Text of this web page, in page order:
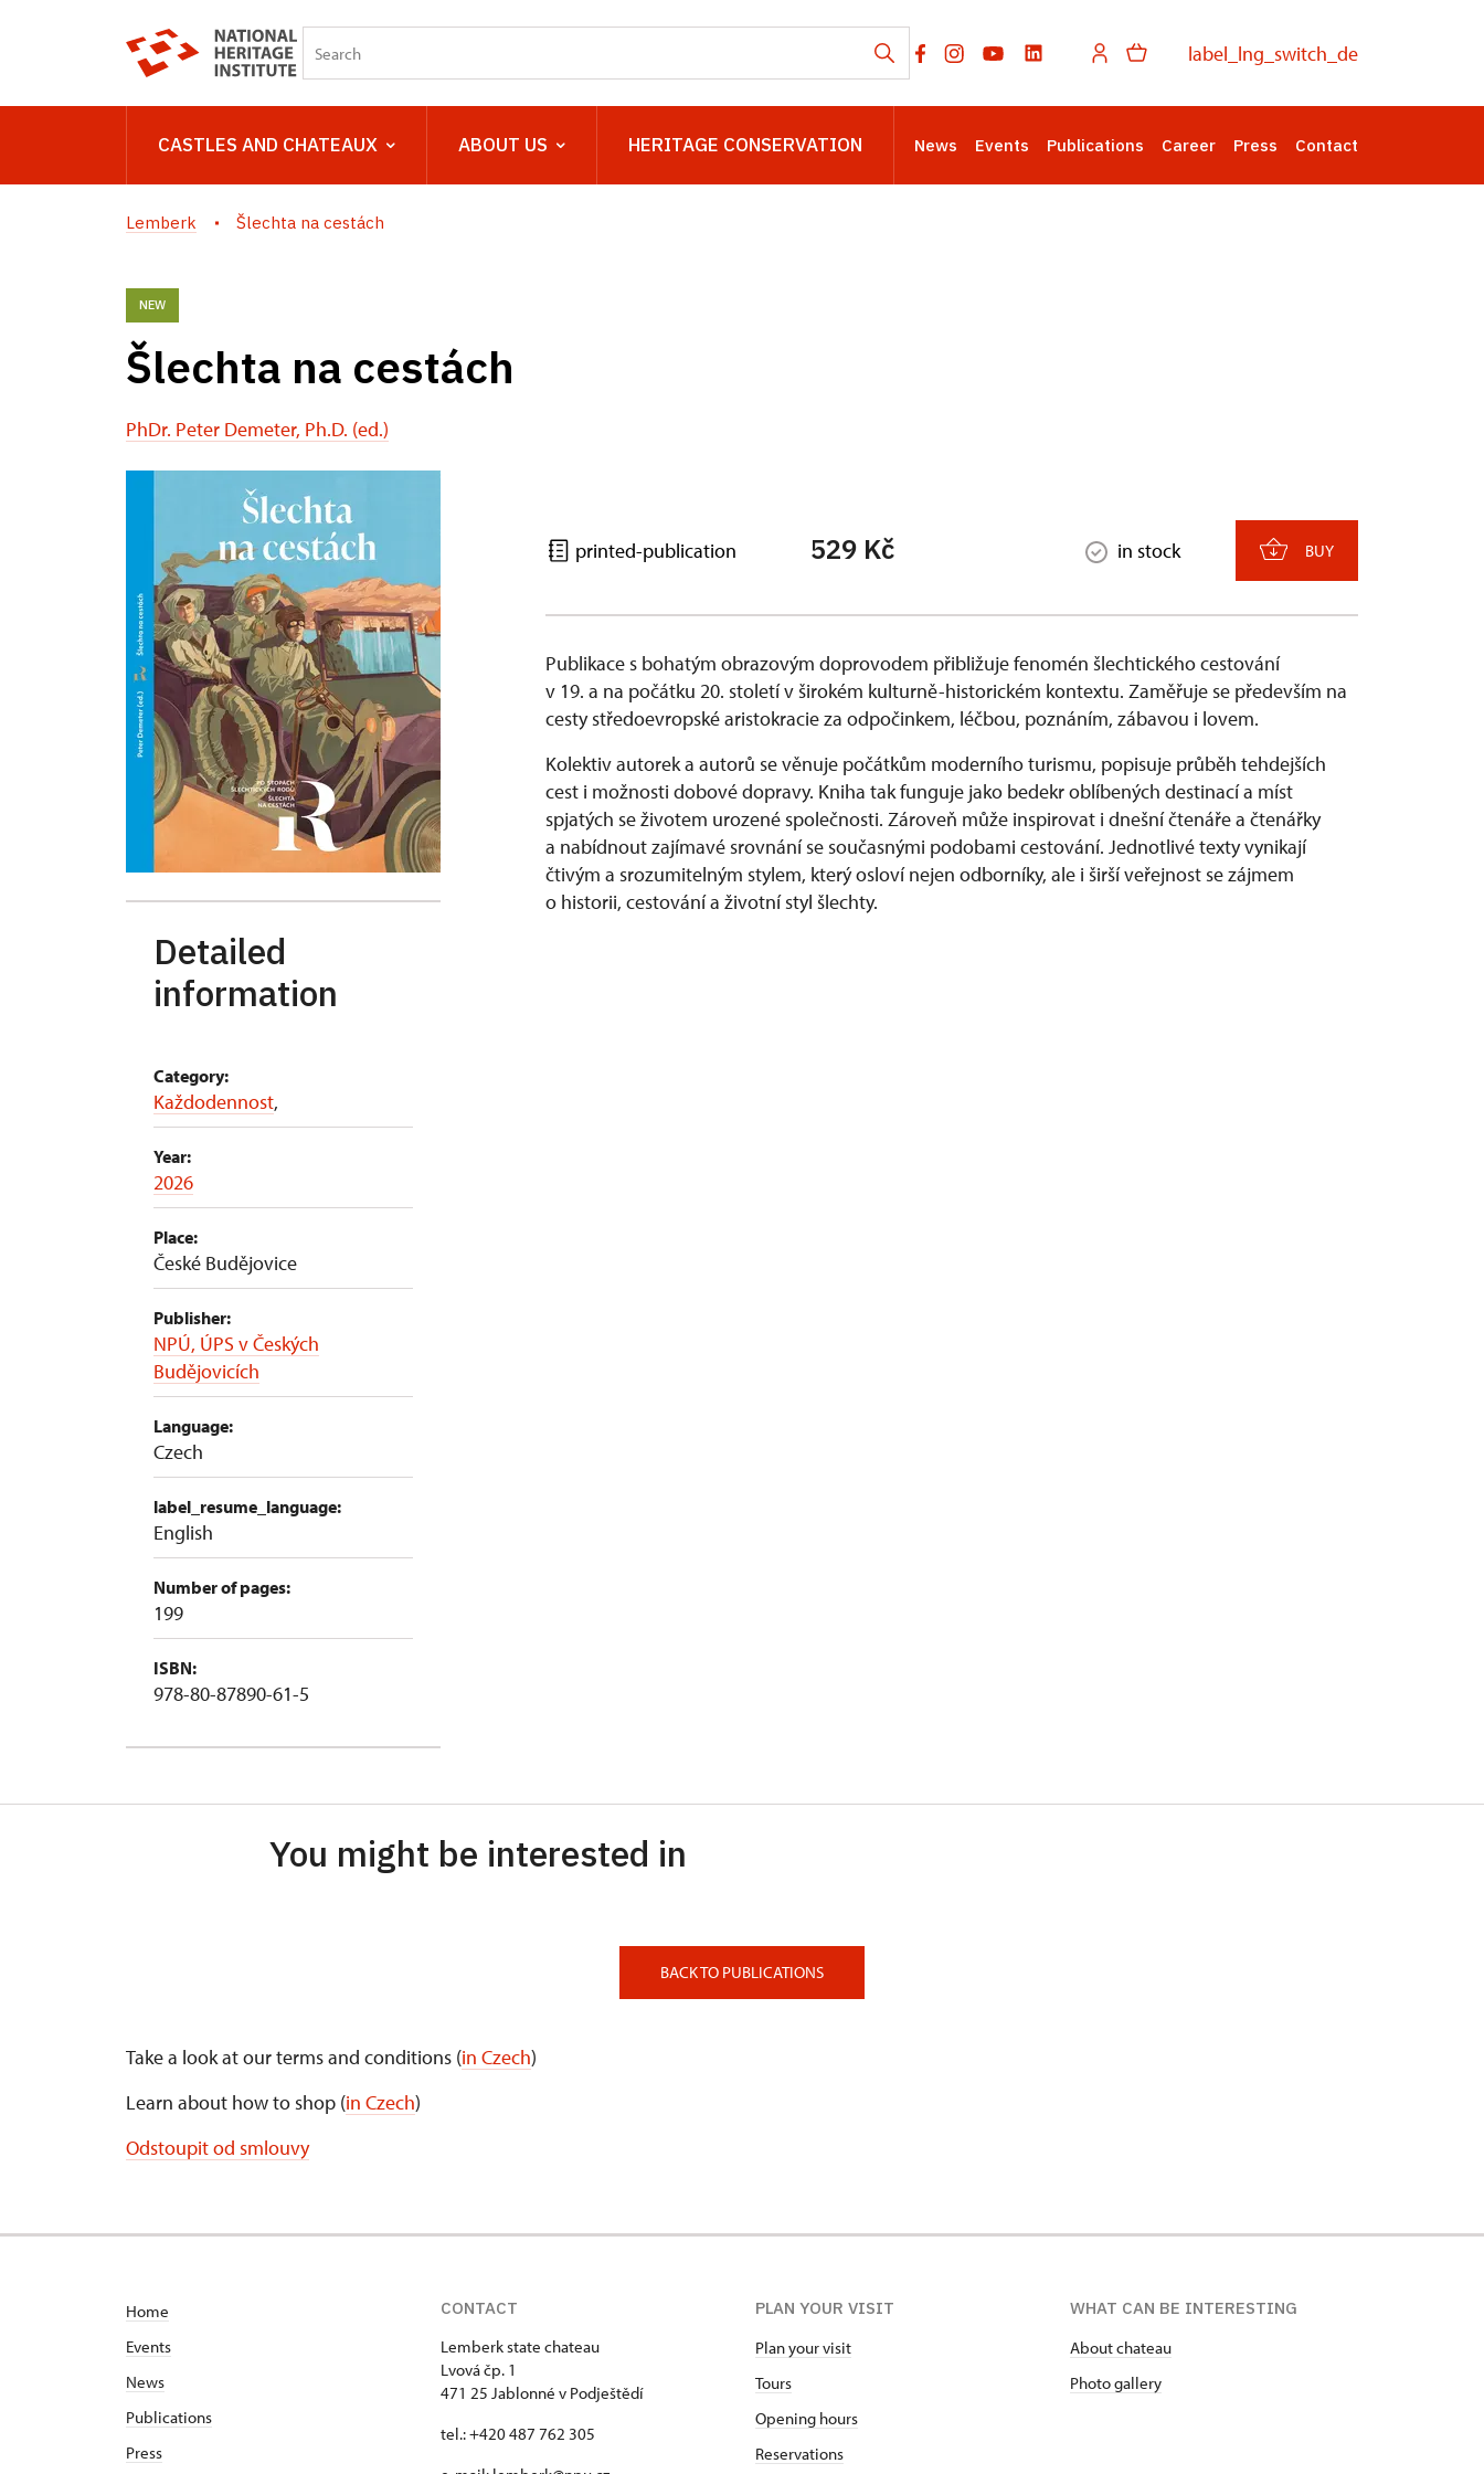
label_lng_switch_de
CASTLES AND CHATEAUX ABOUT US HERITAGE CONSERVATION News Events Publications Career Press Contact
Lemberk Šlechta na cestách
NEW
Šlechta na cestách
PhDr. Peter Demeter, Ph.D. (ed.)
Detailed
information
Category:
Každodennost,
Year:
2026
Place:
České Budějovice
Publisher:
NPÚ, ÚPS v Českých
Budějovicích
Language:
Czech
label_resume_language:
English
Number of pages:
199
ISBN:
978-80-87890-61-5
printed-publication 529 Kč in stock BUY
Publikace s bohatým obrazovým doprovodem přibližuje fenomén šlechtického cestování
v 19. a na počátku 20. století v širokém kulturně-historickém kontextu. Zaměřuje se především na
cesty středoevropské aristokracie za odpočinkem, léčbou, poznáním, zábavou i lovem.
Kolektiv autorek a autorů se věnuje počátkům moderního turismu, popisuje průběh tehdejších
cest i možnosti dobové dopravy. Kniha tak funguje jako bedekr oblíbených destinací a míst
spjatých se životem urozené společnosti. Zároveň může inspirovat i dnešní čtenáře a čtenářky
a nabídnout zajímavé srovnání se současnými podobami cestování. Jednotlivé texty vynikají
čtivým a srozumitelným stylem, který osloví nejen odborníky, ale i širší veřejnost se zájmem
o historii, cestování a životní styl šlechty.
You might be interested in
BACK TO PUBLICATIONS
Take a look at our terms and conditions (in Czech)
Learn about how to shop (in Czech)
Odstoupit od smlouvy
Home
Events
News
Publications
Press
CONTACT
Lemberk state chateau
Lvová čp. 1
471 25 Jablonné v Podještědí
tel.: +420 487 762 305
PLAN YOUR VISIT
Plan your visit
Tours
Opening hours
Reservations
WHAT CAN BE INTERESTING
About chateau
Photo gallery